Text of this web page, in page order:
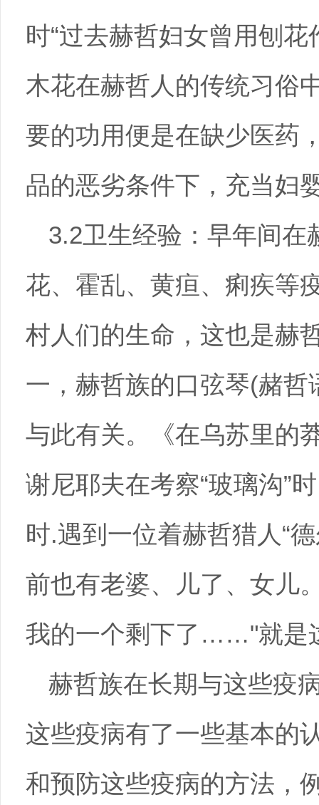
时“过去赫哲妇女曾用刨
木花在赫哲人的传统习俗
要的功用便是在缺少医药
品的恶劣条件下，充当妇
3.2卫生经验：早年间在
花、霍乱、黄疸、痢疾等
村人们的生命，这也是赫
一，赫哲族的口弦琴(赭哲
与此有关。《在乌苏里的
谢尼耶夫在考察“玻璃沟”
时.遇到一位着赫哲猎人“
前也有老婆、儿了、女儿
我的一个剩下了……"就是
赫哲族在长期与这些疫
这些疫病有了一些基本的
和预防这些疫病的方法，